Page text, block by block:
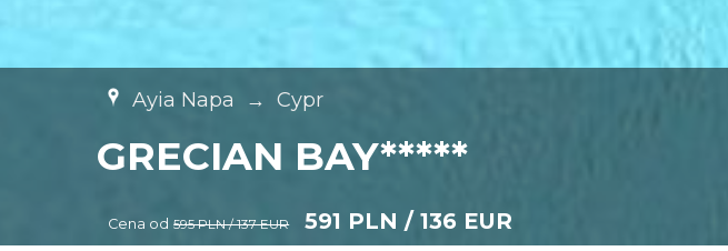
Ayia Napa → Cypr
GRECIAN BAY*****
Cena od 595 PLN / 137 EUR 591 PLN / 136 EUR